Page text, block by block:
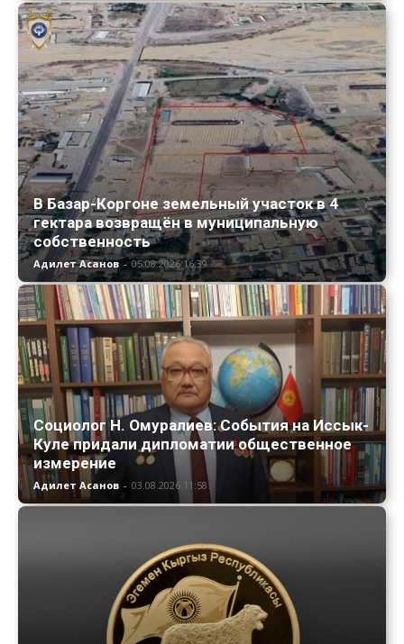
В Базар-Коргоне земельный участок в 4
гектара возвращён в муниципальную
собственность
Адилет Асанов - 05.08.2026 16:39
Социолог Н. Омуралиев: События на Иссык-
Куле придали дипломатии общественное
измерение
Адилет Асанов - 03.08.2026 11:58